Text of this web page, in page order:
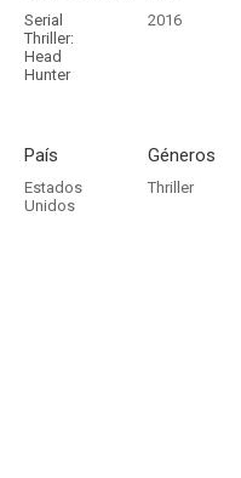
Serial
Thriller:
Head
Hunter
2016
País
Estados
Unidos
Géneros
Thriller